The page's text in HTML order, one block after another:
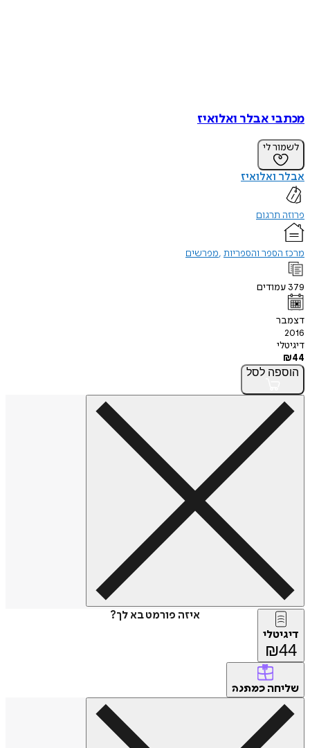
מכתבי אבלר ואלואיז
לשמור לי
אבלר ואלואיז
פרוזה תרגום
מרכז הספר והספריות מפרשים
379 עמודים
דצמבר
2016
דיגיטלי
₪44
הוספה לסל
איזה פורמט בא לך?
דיגיטלי
₪44
שליחה כמתנה